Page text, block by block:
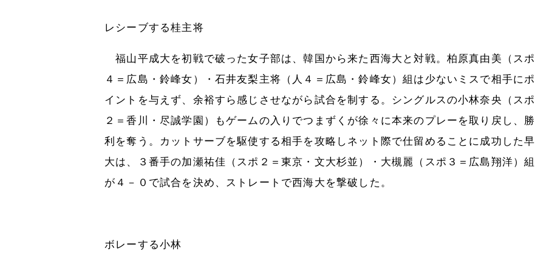
レシーブする桂主将
福山平成大を初戦で破った女子部は、韓国から来た西海大と対戦。柏原真由美（スポ
４＝広島・鈴峰女）・石井友梨主将（人４＝広島・鈴峰女）組は少ないミスで相手にポ
イントを与えず、余裕すら感じさせながら試合を制する。シングルスの小林奈央（スポ
２＝香川・尽誠学園）もゲームの入りでつまずくが徐々に本来のプレーを取り戻し、勝
利を奪う。カットサーブを駆使する相手を攻略しネット際で仕留めることに成功した早
大は、３番手の加瀬祐佳（スポ２＝東京・文大杉並）・大槻麗（スポ３＝広島翔洋）組
が４－０で試合を決め、ストレートで西海大を撃破した。
ボレーする小林